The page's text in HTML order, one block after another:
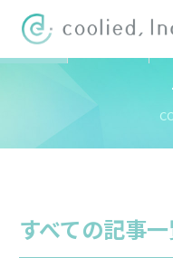
ての記事
すべての記事